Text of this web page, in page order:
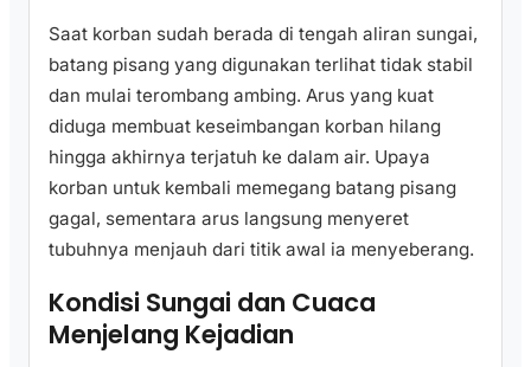
Saat korban sudah berada di tengah aliran sungai,
batang pisang yang digunakan terlihat tidak stabil
dan mulai terombang ambing. Arus yang kuat
diduga membuat keseimbangan korban hilang
hingga akhirnya terjatuh ke dalam air. Upaya
korban untuk kembali memegang batang pisang
gagal, sementara arus langsung menyeret
tubuhnya menjauh dari titik awal ia menyeberang.
Kondisi Sungai dan Cuaca
Menjelang Kejadian